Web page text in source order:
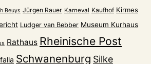
Beuys Jürgen Rauer Karneval Kaufhof Kirmes
Ludger van Bebber Museum Kurhaus
Rathaus Rheinische Post
Schwanenburg Silke